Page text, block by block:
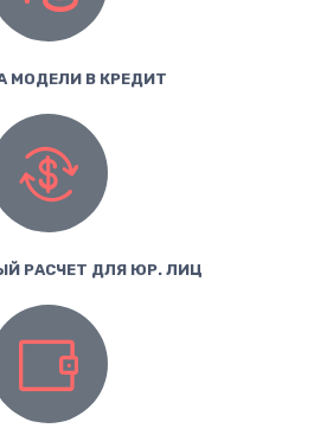
МОДЕЛИ В КРЕДИТ
РАСЧЕТ ДЛЯ ЮР. ЛИЦ